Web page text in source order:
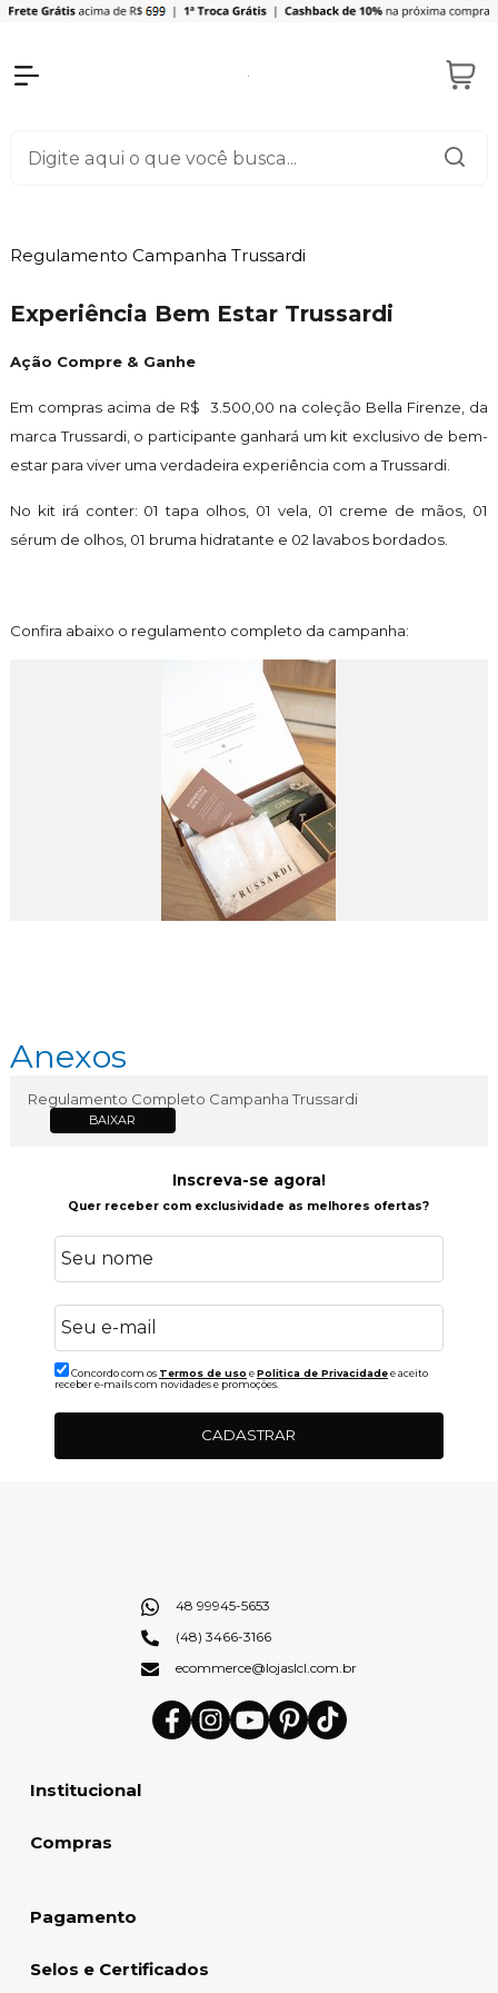
Regulamento Campanha Trussardi
Experiência Bem Estar Trussardi
Ação Compre & Ganhe
Em compras acima de R$ 3.500,00 na coleção Bella Firenze, da
marca Trussardi, o participante ganhará um kit exclusivo de bem-
estar para viver uma verdadeira experiência com a Trussardi.
No kit irá conter: 01 tapa olhos, 01 vela, 01 creme de mãos, 01
sérum de olhos, 01 bruma hidratante e 02 lavabos bordados.
Confira abaixo o regulamento completo da campanha:
Anexos
Regulamento Completo Campanha Trussardi
BAIXAR
Inscreva-se agora!
Quer receber com exclusividade as melhores ofertas?
Concordo com os Termos de uso ePolitica de Privacidadee aceito
receber e-mails com novidades e promoções.
CADASTRAR
Institucional
Compras
48 99945-5653
(48) 3466-3166
ecommerce@lojaslcl.com.br
Pagamento
Selos e Certificados